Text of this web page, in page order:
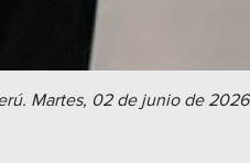
Martes, 02 de junio de 2026